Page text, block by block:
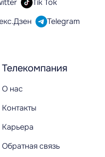
Телекомпания
О нас
Контакты
Карьера
Обратная связь
Telegram